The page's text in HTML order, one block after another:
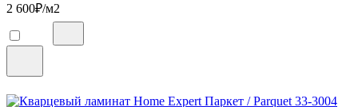
2 600₽/м2